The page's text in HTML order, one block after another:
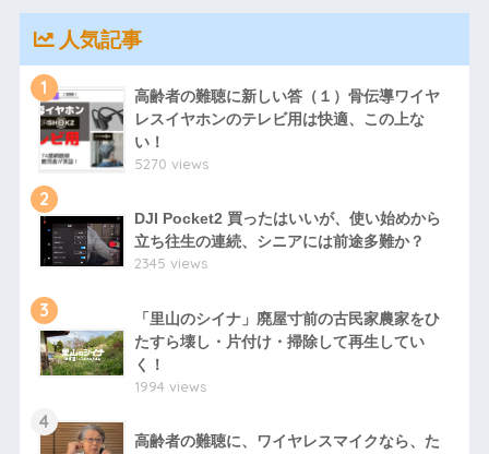
人気記事
1
高齢者の難聴に新しい答（１）骨伝導ワイヤ
レスイヤホンのテレビ用は快適、この上な
い！
5270 views
2
DJI Pocket2 買ったはいいが、使い始めから
立ち往生の連続、シニアには前途多難か？
2345 views
3
「里山のシイナ」廃屋寸前の古民家農家をひ
たすら壊し・片付け・掃除して再生してい
く！
1994 views
4
高齢者の難聴に、ワイヤレスマイクなら、た